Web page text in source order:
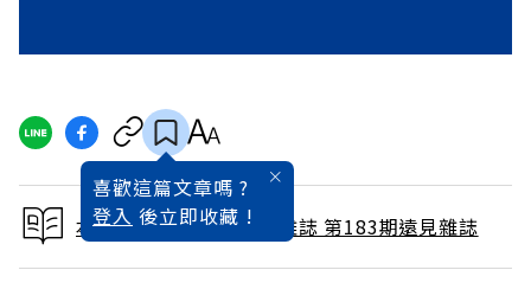
喜歡這篇文章嗎 ?
登入 後立即收藏 !
本文出自 2001 / 9月號雜誌 第183期遠見雜誌